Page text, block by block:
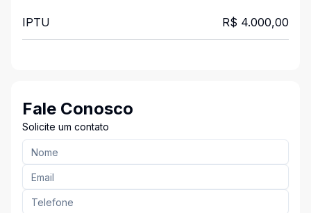
IPTU R$ 4.000,00
Fale Conosco
Solicite um contato